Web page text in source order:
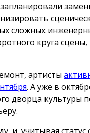
сложных
круга сцены,
артисты
. А уже в
дворца культуры